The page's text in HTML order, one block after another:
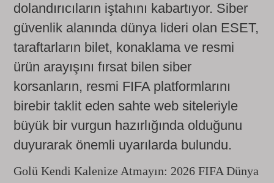
dolandırıcıların iştahını kabartıyor. Siber
güvenlik alanında dünya lideri olan ESET,
taraftarların bilet, konaklama ve resmi
ürün arayışını fırsat bilen siber
korsanların, resmi FIFA platformlarını
birebir taklit eden sahte web siteleriyle
büyük bir vurgun hazırlığında olduğunu
duyurarak önemli uyarılarda bulundu.
Golü Kendi Kalenize Atmayın: 2026 FIFA Dünya